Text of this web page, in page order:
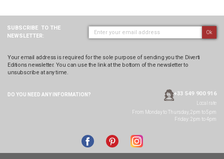
SUBSCRIBE TO THE
NEWSLETTER:
Ok
Your email address is required for the sole purpose of sending you the Diverti
Editions newsletter. You can use the link at the bottom of the newsletter to
unsubscribe at any time.
DO YOU NEED ANY INFORMATION? +33 549 900 916
Local rate
From Monday to Thursday, 2pm to 5pm
Friday: 2pm to 4pm